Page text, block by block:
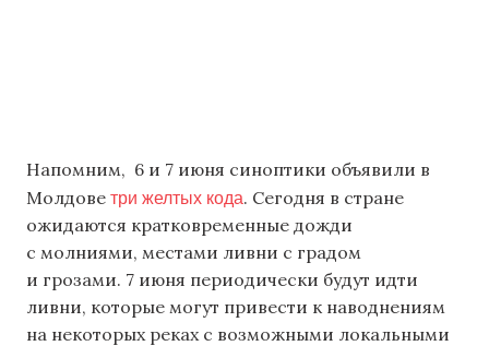
Напомним, 6 и 7 июня синоптики объявили в
Молдове три желтых кода. Сегодня в стране
ожидаются кратковременные дожди
с молниями, местами ливни с градом
и грозами. 7 июня периодически будут идти
ливни, которые могут привести к наводнениям
на некоторых реках с возможными локальными